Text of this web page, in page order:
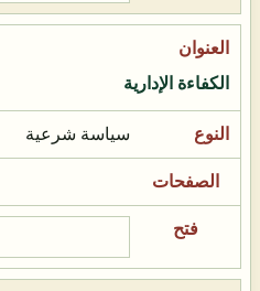
الكفاءة الإدارية
سياسة شرعية